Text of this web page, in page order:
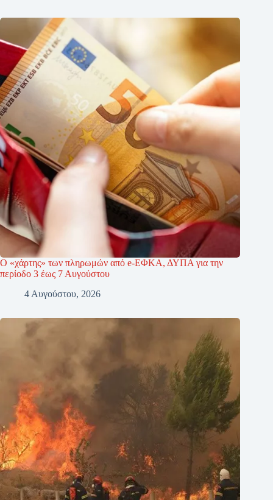
Ο «χάρτης» των πληρωμών από e-ΕΦΚΑ, ΔΥΠΑ για την
περίοδο 3 έως 7 Αυγούστου
4 Αυγούστου, 2026